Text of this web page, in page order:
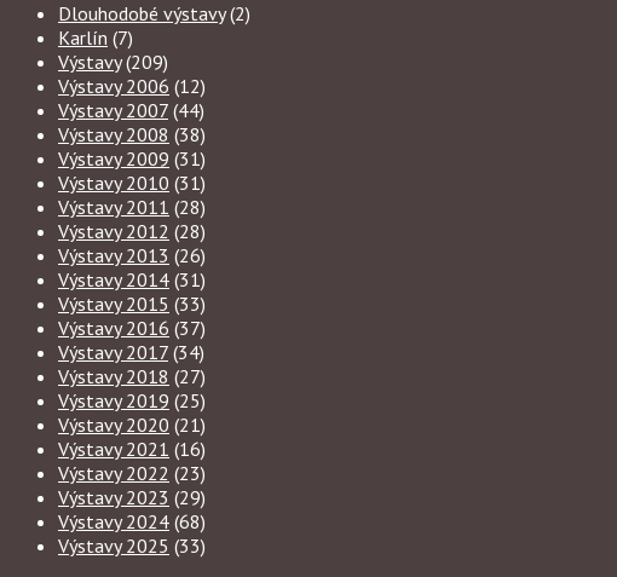
Dlouhodobé výstavy(2)
Karlín (7)
Výstavy(209)
Výstavy 2006 (12)
Výstavy 2007 (44)
Výstavy 2008 (38)
Výstavy 2009 (31)
Výstavy 2010 (31)
Výstavy 2011 (28)
Výstavy 2012 (28)
Výstavy 2013 (26)
Výstavy 2014 (31)
Výstavy 2015 (33)
Výstavy 2016 (37)
Výstavy 2017 (34)
Výstavy 2018 (27)
Výstavy 2019 (25)
Výstavy 2020 (21)
Výstavy 2021 (16)
Výstavy 2022 (23)
Výstavy 2023 (29)
Výstavy 2024 (68)
Výstavy 2025 (33)